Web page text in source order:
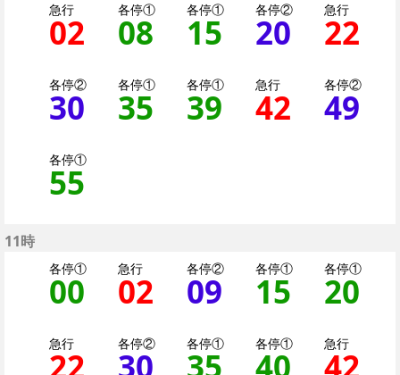
急行
02 2分はつ 急行大井町
各停①
08 8分はつ 各停（
各停①
15 15分はつ
各停②
20 20分
急行
22
各停②
30 30分はつ 各停（二
各停①
35 35分はつ 各停
各停①
39 39分はつ
急行
42 42分
各停②
49
各停①
55
11時
各停①
00 0分はつ 各停（二子
急行
02 2分はつ 急行大
各停②
09 9分はつ
各停①
15 15分
各停①
20
急行
22 22分はつ 急行大井町
各停②
30 30分はつ 各停
各停①
35 35分はつ
各停①
40 40分
急行
42